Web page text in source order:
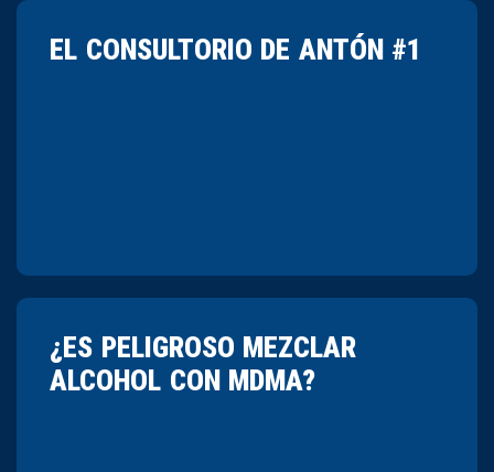
EL CONSULTORIO DE ANTÓN #1
¿ES PELIGROSO MEZCLAR
ALCOHOL CON MDMA?